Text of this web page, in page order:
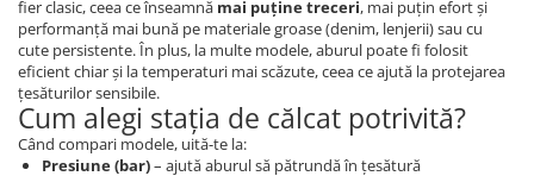
fier clasic, ceea ce înseamnă mai puține treceri, mai puțin efort și
performanță mai bună pe materiale groase (denim, lenjerii) sau cu
cute persistente. În plus, la multe modele, aburul poate fi folosit
eficient chiar și la temperaturi mai scăzute, ceea ce ajută la protejarea
țesăturilor sensibile.
Cum alegi stația de călcat potrivită?
Când compari modele, uită-te la:
Presiune (bar)– ajută aburul să pătrundă în țesătură